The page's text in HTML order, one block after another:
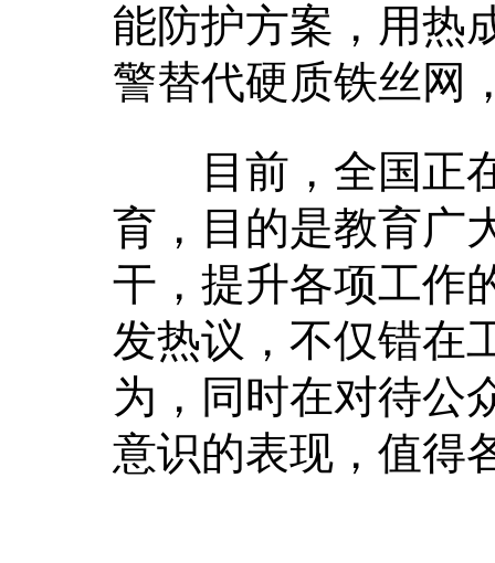
能防护方案，用热
警替代硬质铁丝网
目前，全国正在
育，目的是教育广
干，提升各项工作
发热议，不仅错在
为，同时在对待公
意识的表现，值得